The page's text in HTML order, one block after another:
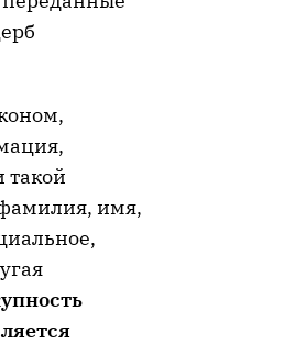
такой
имя,